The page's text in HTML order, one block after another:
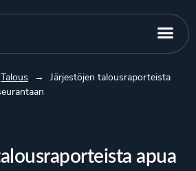
Talous →
Järjestöjen talousraporteista
apua